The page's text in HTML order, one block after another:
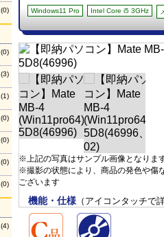
(0)
(0)
(3)
(1)
(0)
(0)
(0)
(0)
(4)
Windows11 Pro Intel Core i5 3GHz
※上記の写真はサンプル画像となりま
※撮影の状態により、商品の発色や傷
ございます
機能・仕様 （アイコンタッチで